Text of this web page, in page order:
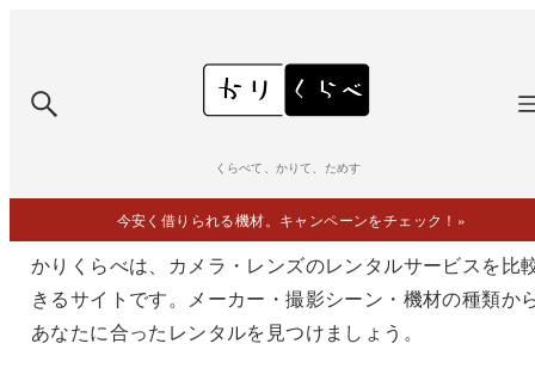
くらべて、かりて、ためす
今安く借りられる機材。キャンペーンをチェック！ »
かりくらべは、カメラ・レンズのレンタルサービスを比
きるサイトです。メーカー・撮影シーン・機材の種類か
あなたに合ったレンタルを見つけましょう。